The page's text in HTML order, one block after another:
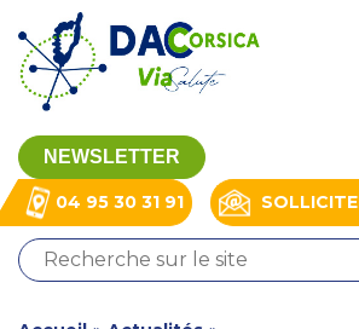
au
contenu
principal
NEWSLETTER
04 95 30 31 91
QUI
Panneau de gestion des cookies